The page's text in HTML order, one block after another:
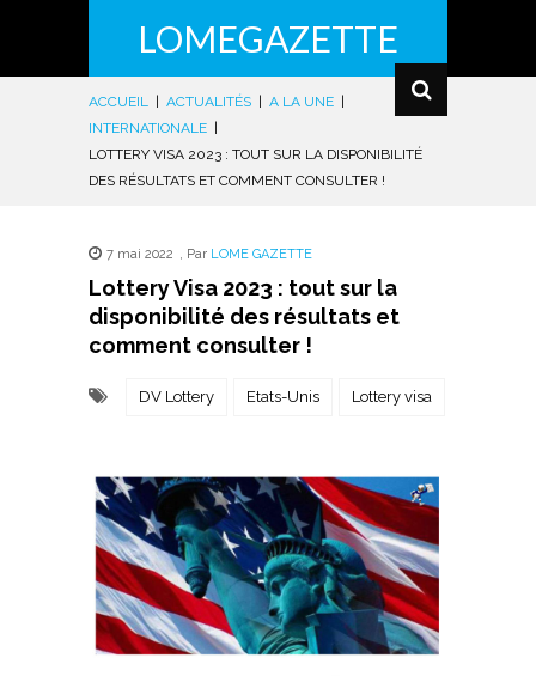
LOMEGAZETTE
ACCUEIL ACTUALITÉS A LA UNE
INTERNATIONALE
LOTTERY VISA 2023 : TOUT SUR LA DISPONIBILITÉ
DES RÉSULTATS ET COMMENT CONSULTER !
7 mai 2022 , Par LOME GAZETTE
Lottery Visa 2023 : tout sur la
disponibilité des résultats et
comment consulter !
DV Lottery Etats-Unis Lottery visa